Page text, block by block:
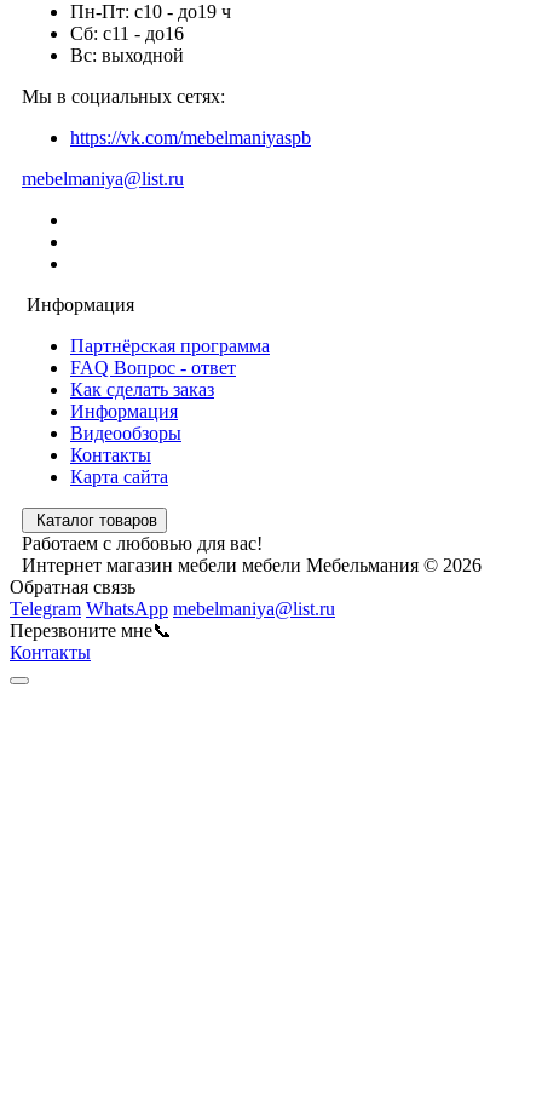
Пн-Пт: с10 - до19 ч
Сб: с11 - до16
Вс: выходной
Мы в социальных сетях:
https://vk.com/mebelmaniyaspb
mebelmaniya@list.ru
Информация
Партнёрская программа
FAQ Вопрос - ответ
Как сделать заказ
Информация
Видеообзоры
Контакты
Карта сайта
Каталог товаров
Работаем с любовью для вас!
Интернет магазин мебели мебели Мебельмания © 2026
Обратная связь
Telegram WhatsApp mebelmaniya@list.ru
Перезвоните мне📞
Контакты